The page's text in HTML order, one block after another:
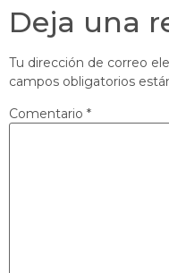
Deja una
Tu dirección de correo
campos obligatorios
Comentario *